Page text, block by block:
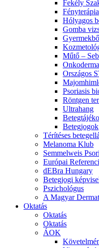
Fekély
Fényterápia
Hólyagos
Gomba
Műtő –
Országos
Psoriasis
Röntgen
Ultrahang
Betegjogok
Térítéses
Melanoma Klub
Semmelweis
Európai
dEBra Hungary
Betegjogi
Pszichológus
A Magyar
Oktatás
Oktatás
Oktatás
ÁOK